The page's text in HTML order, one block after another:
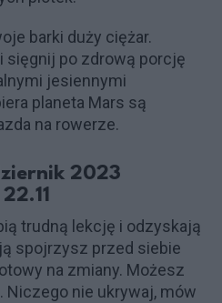
barki duży ciężar.
sięgnij po zdrową porcję
jesiennymi
planeta Mars są
na rowerze.
2023
trudną lekcję i odzyskają
spojrzysz przed siebie
na zmiany. Możesz
Niczego nie ukrywaj, mów